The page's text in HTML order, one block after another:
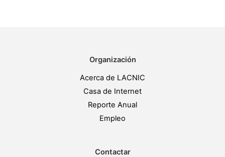
Organización
Acerca de LACNIC
Casa de Internet
Reporte Anual
Empleo
Contactar